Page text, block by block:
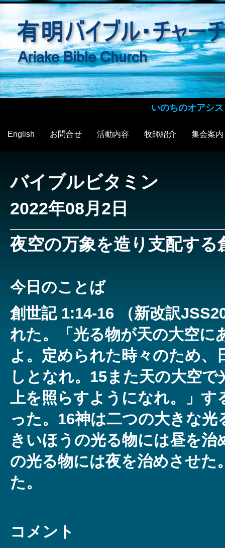
いのちのオアシス
English お問合せ 活動内容 牧師紹介 集会案内
バイブルビタミン
2022年08月2日
夜空の万象を造り支配する
今日のことば
創世記 1:14-16 （新改訳
れた。「光る物が天の大空に
よ。定められた時々のため、
しとなれ。15また天の大空
上を照らすようになれ。」す
った。16神は二つの大きな光
きいほうの光る物には昼を治
の光る物には夜を治めさせた
た。
コメント